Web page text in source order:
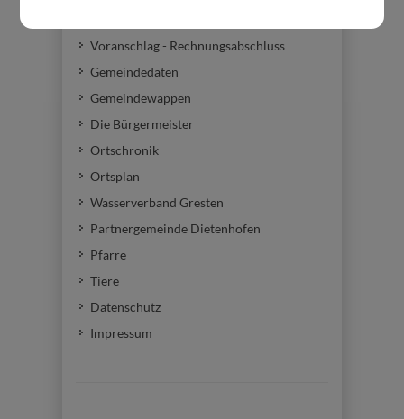
Voranschlag - Rechnungsabschluss
Gemeindedaten
Gemeindewappen
Die Bürgermeister
Ortschronik
Ortsplan
Wasserverband Gresten
Partnergemeinde Dietenhofen
Pfarre
Tiere
Datenschutz
Impressum